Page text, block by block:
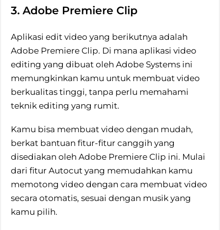
3. Adobe Premiere Clip
Aplikasi edit video yang berikutnya adalah
Adobe Premiere Clip. Di mana aplikasi video
editing yang dibuat oleh Adobe Systems ini
memungkinkan kamu untuk membuat video
berkualitas tinggi, tanpa perlu memahami
teknik editing yang rumit.
Kamu bisa membuat video dengan mudah,
berkat bantuan fitur-fitur canggih yang
disediakan oleh Adobe Premiere Clip ini. Mulai
dari fitur Autocut yang memudahkan kamu
memotong video dengan cara membuat video
secara otomatis, sesuai dengan musik yang
kamu pilih.